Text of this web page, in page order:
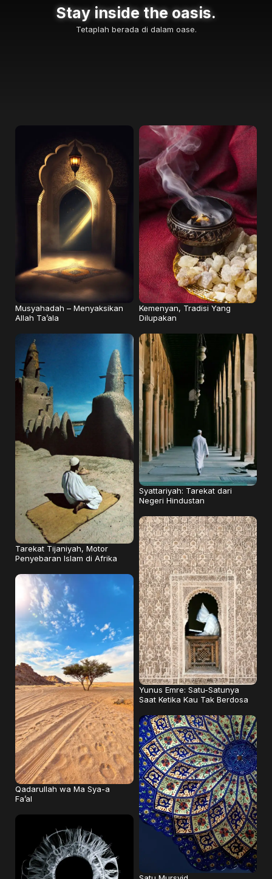
Stay inside the oasis.
Tetaplah berada di dalam oase.
Musyahadah – Menyaksikan
Allah Ta’ala
Kemenyan, Tradisi Yang
Dilupakan
Tarekat Tijaniyah, Motor
Penyebaran Islam di Afrika
Syattariyah: Tarekat dari
Negeri Hindustan
Qadarullah wa Ma Sya-a
Fa’al
Yunus Emre: Satu-Satunya
Saat Ketika Kau Tak Berdosa